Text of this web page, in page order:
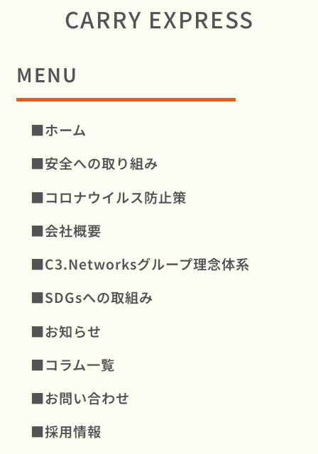
CARRY EXPRESS
MENU
■ホーム
■安全への取り組み
■コロナウイルス防⽌策
■会社概要
■C3.Networksグループ理念体系
■SDGsへの取組み
■お知らせ
■コラム一覧
■お問い合わせ
■採用情報